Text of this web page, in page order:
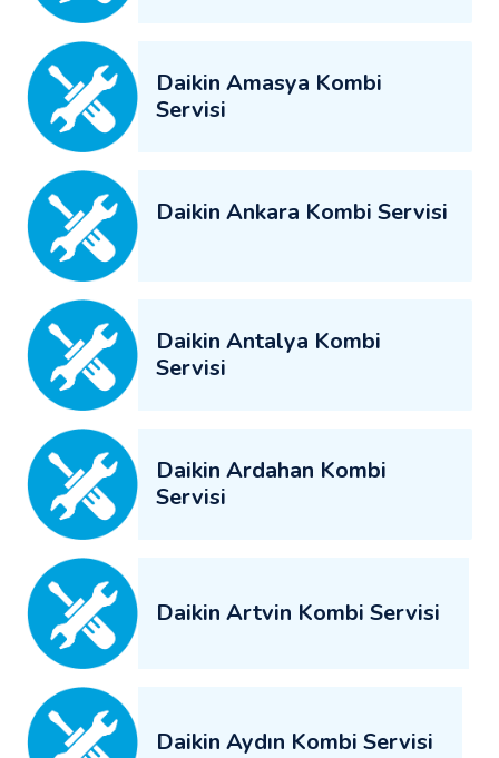
Daikin Amasya Kombi
Servisi
Daikin Ankara Kombi Servisi
Daikin Antalya Kombi
Servisi
Daikin Ardahan Kombi
Servisi
Daikin Artvin Kombi Servisi
Daikin Aydın Kombi Servisi